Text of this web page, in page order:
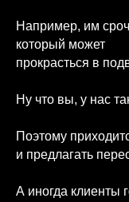
Например, им
который может
прокрасться в
Ну что вы, у нас
Поэтому
и предлагать
А иногда клиенты